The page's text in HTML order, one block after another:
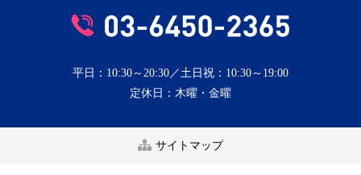
平日：10:30～20:30／土日祝：10:30～19:00
定休日：木曜・金曜
サイトマップ